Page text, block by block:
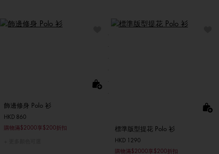
飾邊修身 Polo 衫
HKD 860
購物滿$2000享$200折扣
標準版型提花 Polo 衫
HKD 1290
購物滿$2000享$200折扣